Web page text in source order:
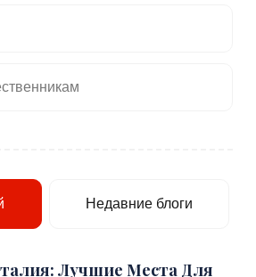
Недавние блоги
Лучшие Места Для